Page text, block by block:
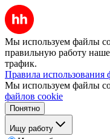
Мы используем файлы
правильную работу
трафик.
Правила использования
Мы используем файлы
файлов cookie
Понятно
Ищу работу